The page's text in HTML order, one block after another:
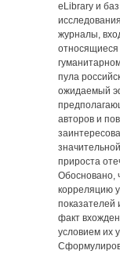
eLibrary и
журналы,
пула
ожидаемый
авторов и
прироста
Обосновано,
корреляцию
факт
условием их